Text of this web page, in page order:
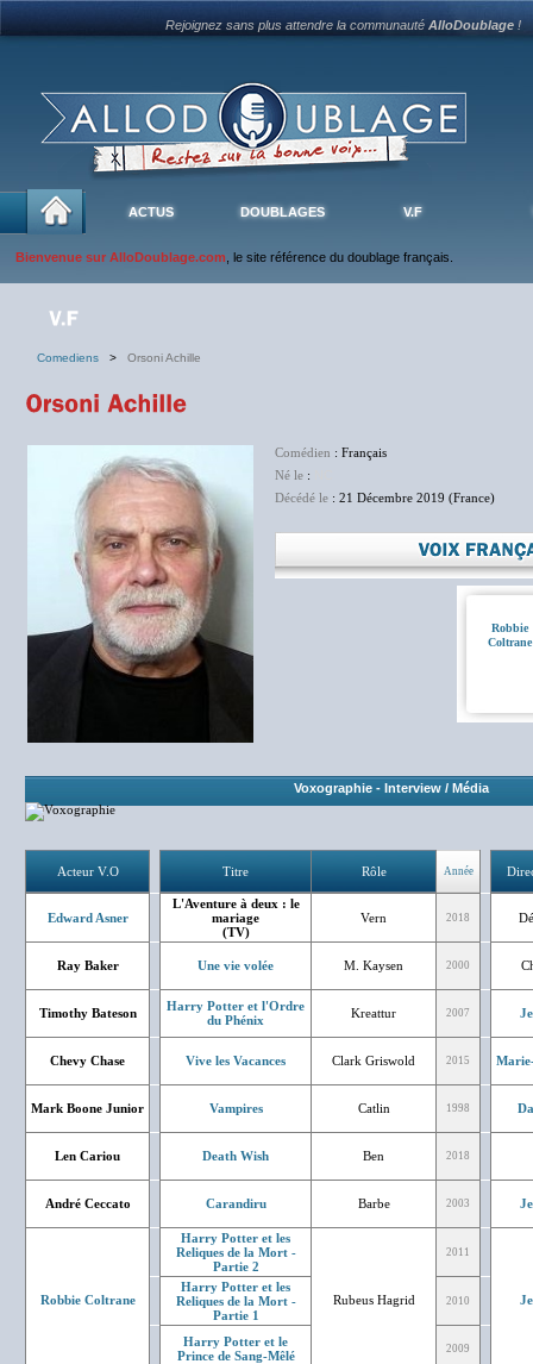
Rejoignez sans plus attendre la communautéAlloDoublage !
ACTUS DOUBLAGES V.F
Bienvenue sur AlloDoublage.com , le site référence du doublage français.
Comediens > Orsoni Achille
Comédien : Français
Né le :
Décédé le : 21 Décembre 2019 (France)
Robbie
Coltrane
Voxographie- Interview / Média
Acteur V.O Titre Rôle Année
Edward Asner
L'Aventure à deux : le
mariage
(TV)
Vern 2018
Ray Baker Une vie volée M. Kaysen 2000
Timothy Bateson
Harry Potter et l'Ordre
du Phénix
Kreattur 2007
Chevy Chase Vive les Vacances Clark Griswold 2015
Mark Boone Junior Vampires Catlin 1998
Len Cariou Death Wish Ben 2018
André Ceccato Carandiru Barbe 2003
Robbie Coltrane
Harry Potter et les
Reliques de la Mort -
Partie 2
Rubeus Hagrid
2011
Harry Potter et les
Reliques de la Mort -
Partie 1
2010
Harry Potter et le
Prince de Sang-Mêlé
2009